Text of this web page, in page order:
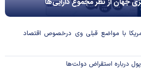
آمریکا با مواضع قبلی وی درخصوص اقتصاد
درباره استقراض دولت‌ها